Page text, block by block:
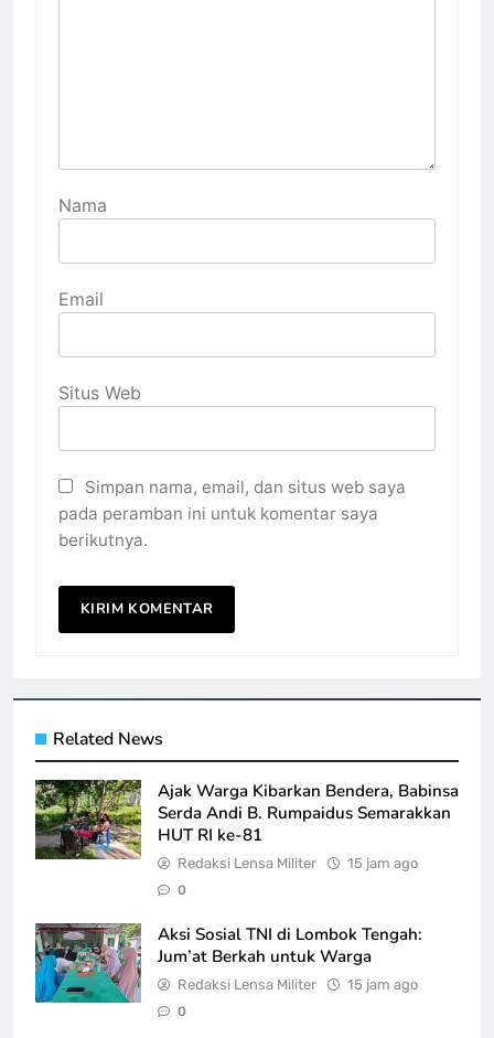
Nama
Email
Situs Web
Simpan nama, email, dan situs web saya
pada peramban ini untuk komentar saya
berikutnya.
Related News
Ajak Warga Kibarkan Bendera, Babinsa
Serda Andi B. Rumpaidus Semarakkan
HUT RI ke-81
Redaksi Lensa Militer 15 jam ago
0
Aksi Sosial TNI di Lombok Tengah:
Jum’at Berkah untuk Warga
Redaksi Lensa Militer 15 jam ago
0